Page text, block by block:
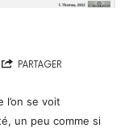
PARTAGER
se voit
un peu comme si